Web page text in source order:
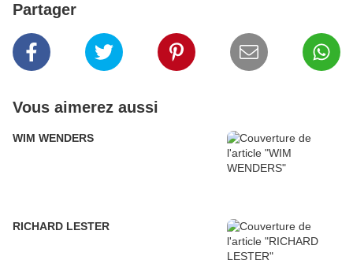
Partager
Vous aimerez aussi
WIM WENDERS
RICHARD LESTER